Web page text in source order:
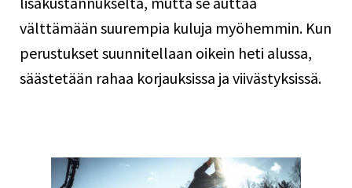
välttämään suurempia kuluja myöhemmin. Kun
perustukset suunnitellaan oikein heti alussa,
säästetään rahaa korjauksissa ja viivästyksissä.